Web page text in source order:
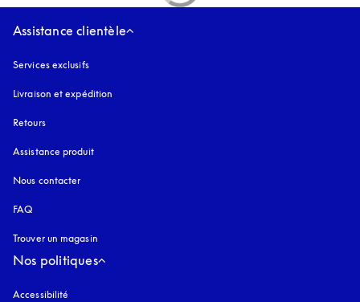
Assistance clientèle
Services exclusifs
Livraison et expédition
Retours
Assistance produit
Nous contacter
FAQ
Trouver un magasin
Nos politiques
Accessibilité